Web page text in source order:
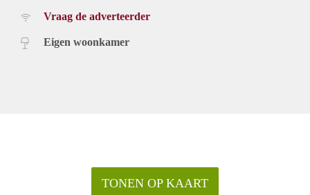
Vraag de adverteerder
Eigen woonkamer
TONEN OP KAART